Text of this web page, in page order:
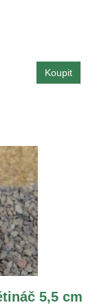
5,5 cm